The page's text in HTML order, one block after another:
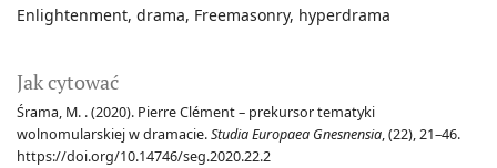
Enlightenment drama Freemasonry hyperdrama
Jak cytować
Śrama, M. . (2020). Pierre Clément – prekursor tematyki
wolnomularskiej w dramacie.Studia Europaea Gnesnensia, (22), 21–46.
https://doi.org/10.14746/seg.2020.22.2